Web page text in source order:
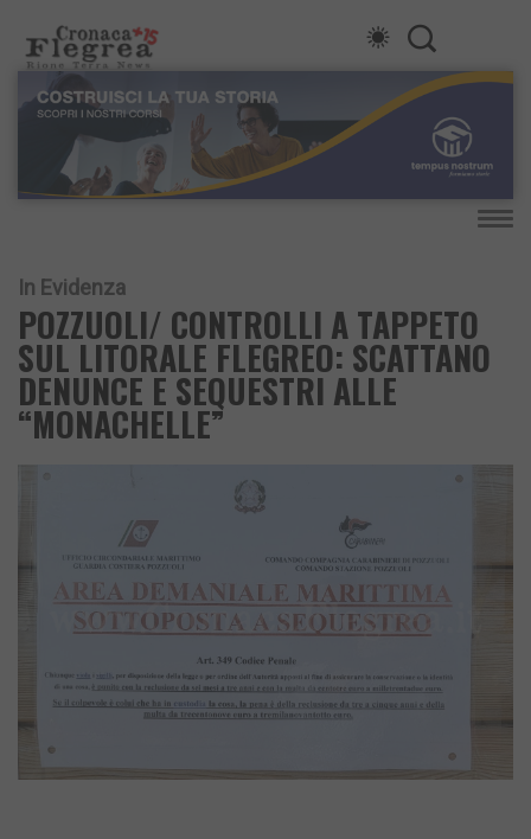
In Evidenza
POZZUOLI/ CONTROLLI A TAPPETO
SUL LITORALE FLEGREO: SCATTANO
DENUNCE E SEQUESTRI ALLE
“MONACHELLE”